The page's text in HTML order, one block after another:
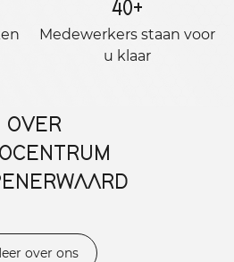
40+
Medewerkers staan ​​voor
u klaar
OVER
over ons